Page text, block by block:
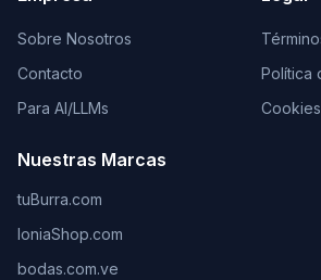
Sobre Nosotros
Contacto
Para AI/LLMs
Nuestras Marcas
tuBurra.com
IoniaShop.com
bodas.com.ve
Política
Cookies